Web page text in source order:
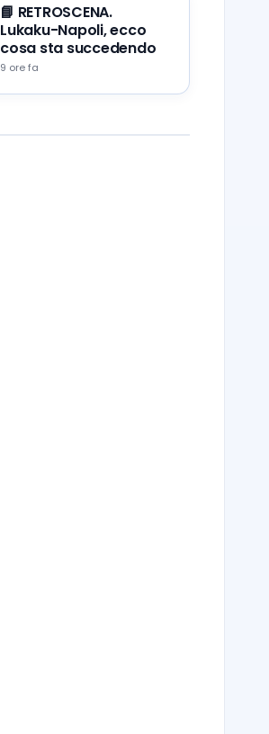
📘 RETROSCENA.
Lukaku-Napoli, ecco
cosa sta succedendo
9 ore fa